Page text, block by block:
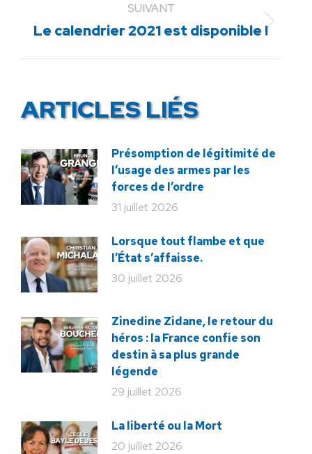
SUIVANT
Article
:
Le calendrier 2021 est disponible !
ARTICLES LIÉS
Présomption de légitimité de
l’usage des armes par les
forces de l’ordre
31 juillet 2026
Lorsque tout flambe et que
l’État s’affaisse.
30 juillet 2026
Zinedine Zidane, le retour du
héros : la France confie son
destin à sa plus grande
légende
29 juillet 2026
La liberté ou la Mort
20 juillet 2026